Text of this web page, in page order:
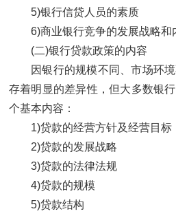
5)银行信贷人员的素质
6)商业银行竞争的发展战略和
(二)银行贷款政策的内容
因银行的规模不同、市场环
存着明显的差异性，但大多数银
个基本内容：
1)贷款的经营方针及经营目标
2)贷款的发展战略
3)贷款的法律法规
4)贷款的规模
5)贷款结构